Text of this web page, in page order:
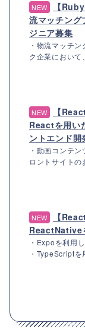
NEW
【
流マッチング
ジニア募集
・物流マッチ
ク企業において
NEW
【
Reactを用い
ントエンド開
・動画コンテ
ロントサイト
NEW
【
ReactNative
・Expoを利用
・TypeScript